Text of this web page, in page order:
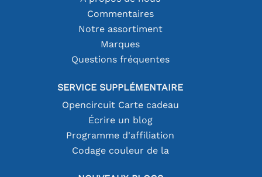
Commentaires
Notre assortiment
Marques
Questions fréquentes
SERVICE SUPPLÉMENTAIRE
Opencircuit Carte cadeau
Écrire un blog
Programme d'affiliation
Codage couleur de la